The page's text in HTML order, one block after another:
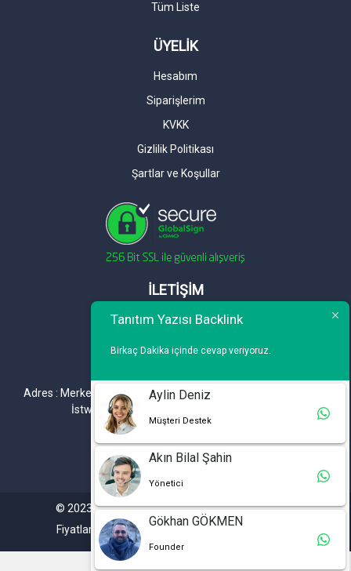
Tüm Liste
ÜYELİK
Hesabım
Siparişlerim
KVKK
Gizlilik Politikası
Şartlar ve Koşullar
İLETİŞİM
Telefon : 0 212 461 75 87
WhatsApp : 0 212 461 75 87
Adres : Merkez Mh. DeğirmenBahçe Cd. A1 A Blok D : 19 Kat :1
İstwest Rezidans Bahçelievler / İSTANBUL
© 2023. Tüm hakları saklıdır. Tanitimyazisi.com.tr
Fiyatlarımıza %20 KDV Dahil Değildir.
Tanıtım Yazısı Backlink
Birkaç Dakika içinde cevap veriyoruz.
Aylin Deniz
Müşteri Destek
Akın Bilal Şahin
Yönetici
Gökhan GÖKMEN
Founder